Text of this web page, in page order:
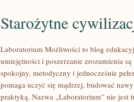
Starożytne
Laboratorium Możliwości to blog
umiejętności i poszerzanie zrozumienia
spokojny, metodyczny i jednocześnie
pomaga uczyć się mądrzej, budować
praktyką. Nazwa „Laboratorium” nie jest